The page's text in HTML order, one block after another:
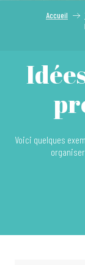
Accueil
Voici quelques